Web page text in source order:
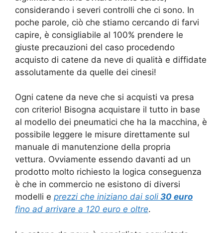
considerando i severi controlli che ci sono. In
poche parole, ciò che stiamo cercando di farvi
capire, è consigliabile al 100% prendere le
giuste precauzioni del caso procedendo
acquisto di catene da neve di qualità e diffidate
assolutamente da quelle dei cinesi!
Ogni catene da neve che si acquisti va presa
con criterio! Bisogna acquistare il tutto in base
al modello dei pneumatici che ha la macchina, è
possibile leggere le misure direttamente sul
manuale di manutenzione della propria
vettura. Ovviamente essendo davanti ad un
prodotto molto richiesto la logica conseguenza
è che in commercio ne esistono di diversi
modelli e prezzi che iniziano dai soli 30 euro
fino ad arrivare a 120 euro e oltre.